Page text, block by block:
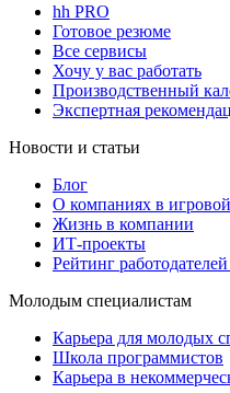
hh PRO
Готовое резюме
Все сервисы
Хочу у вас работать
Производственный
Экспертная
Новости и статьи
Блог
О компаниях в
Жизнь в компании
ИТ-проекты
Рейтинг
Молодым специалистам
Карьера для молодых
Школа программистов
Карьера в